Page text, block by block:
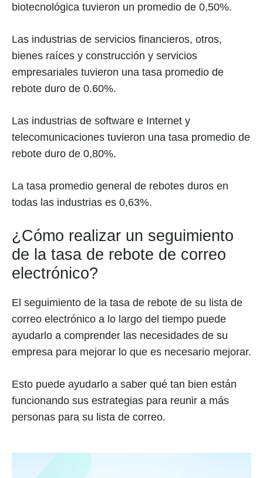
biotecnológica tuvieron un promedio de 0,50%.
Las industrias de servicios financieros, otros,
bienes raíces y construcción y servicios
empresariales tuvieron una tasa promedio de
rebote duro de 0.60%.
Las industrias de software e Internet y
telecomunicaciones tuvieron una tasa promedio de
rebote duro de 0,80%.
La tasa promedio general de rebotes duros en
todas las industrias es 0,63%.
¿Cómo realizar un seguimiento
de la tasa de rebote de correo
electrónico?
El seguimiento de la tasa de rebote de su lista de
correo electrónico a lo largo del tiempo puede
ayudarlo a comprender las necesidades de su
empresa para mejorar lo que es necesario mejorar.
Esto puede ayudarlo a saber qué tan bien están
funcionando sus estrategias para reunir a más
personas para su lista de correo.